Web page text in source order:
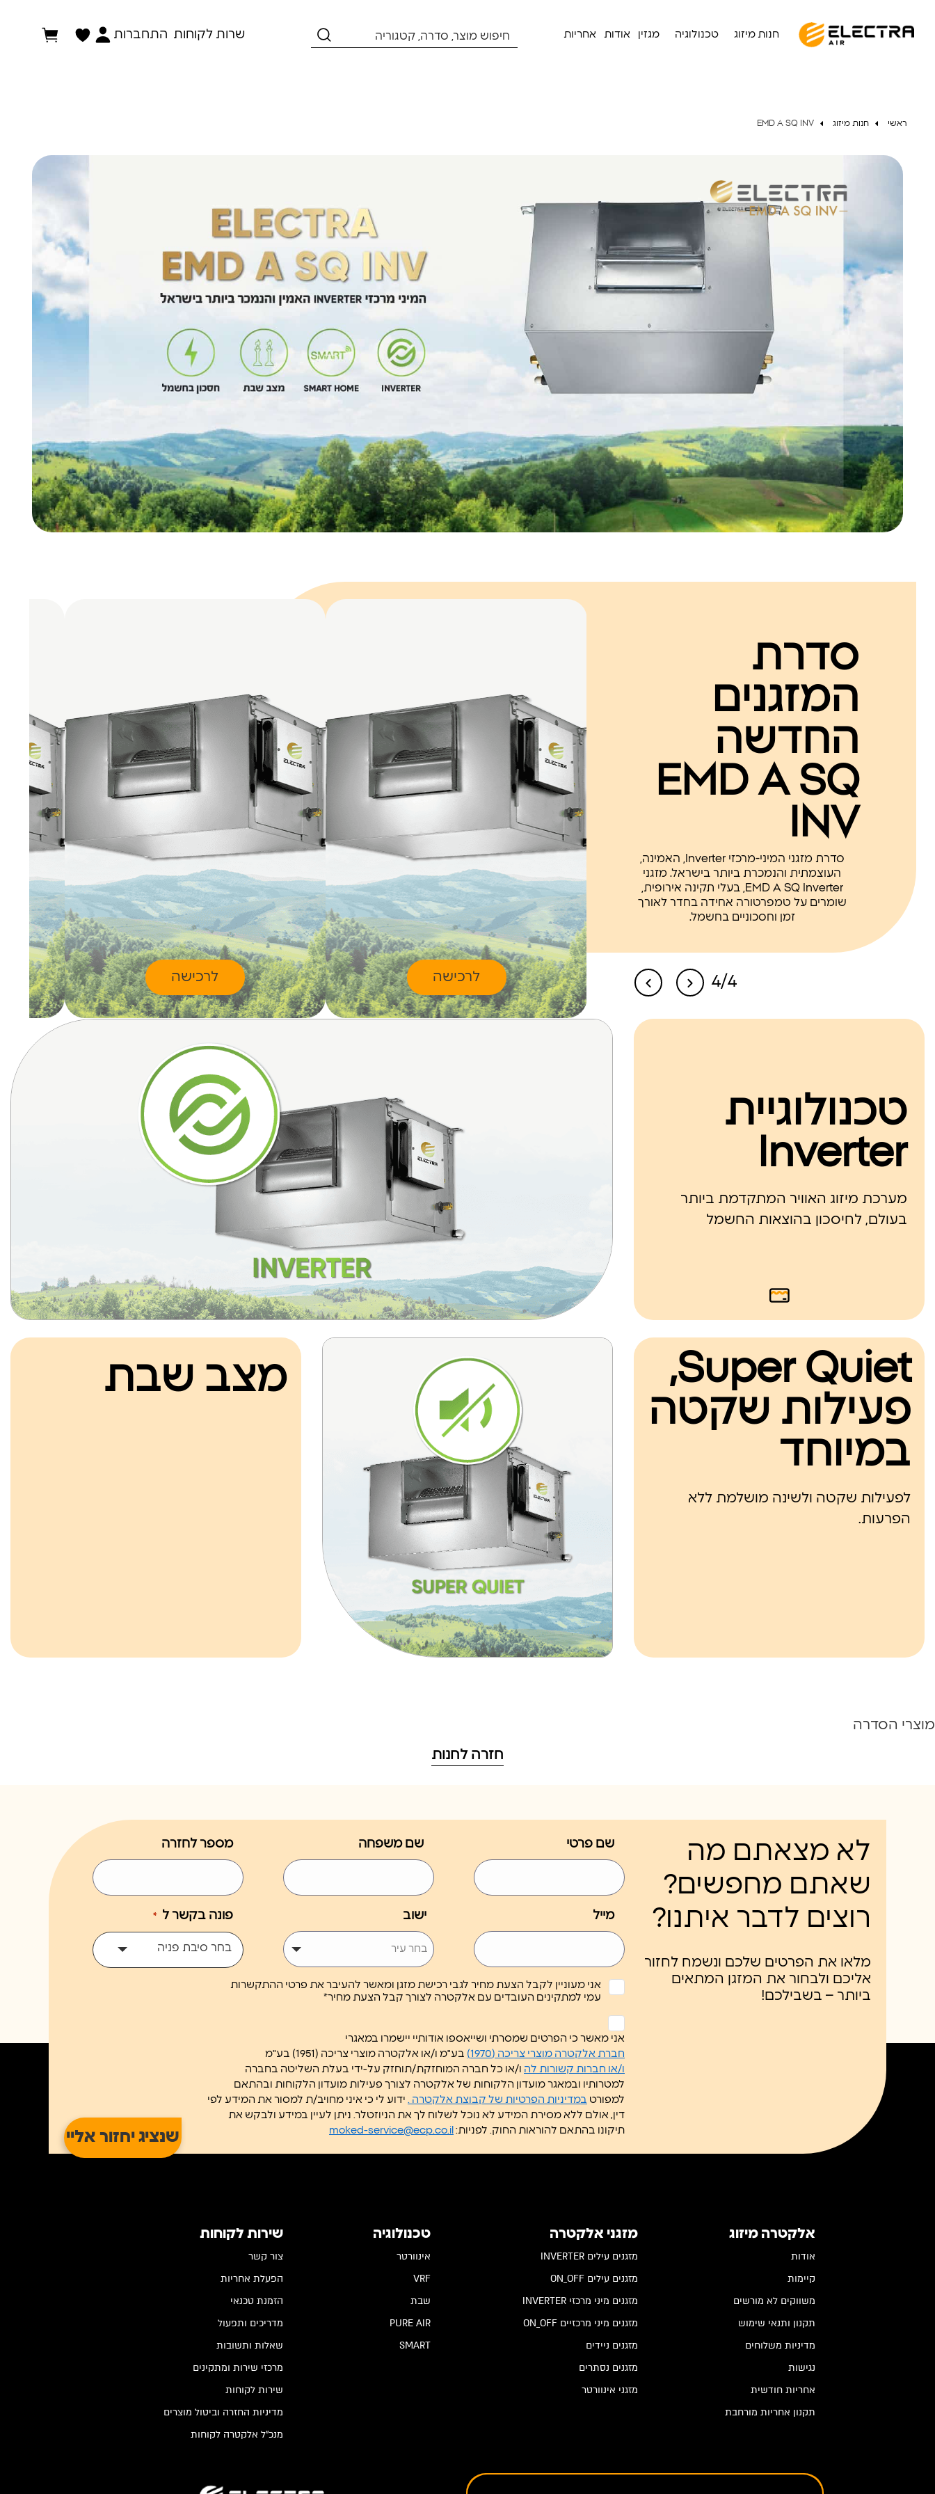
חנות מיזוג טכנולוגיה מגזין אודות אחריות שרות לקוחות התחברות
ראשי חנות מיזוג EMD A SQ INV
סדרת
המזגנים
החדשה
EMD A SQ
INV
סדרת מזגני המיני-מרכזי Inverter, האמינה,
העוצמתית והנמכרת ביותר בישראל. מזגני
EMD A SQ Inverter, בעלי תקינה אירופית,
שומרים על טמפרטורה אחידה בחדר לאורך
זמן וחסכוניים בחשמל.
4/4
לרכישה לרכישה לרכישה
טכנולוגיית
Inverter
מערכת מיזוג האוויר המתקדמת ביותר
בעולם, לחיסכון בהוצאות החשמל
Super Quiet,
פעילות שקטה
במיוחד
לפעילות שקטה ולשינה מושלמת ללא
הפרעות.
מצב שבת
מוצרי הסדרה
חזרה לחנות
לא מצאתם מה
שאתם מחפשים?
רוצים לדבר איתנו?
מלאו את הפרטים שלכם ונשמח לחזור
אליכם ולבחור את המזגן המתאים
ביותר – בשבילכם!
שם פרטי שם משפחה מספר לחזרה
מייל ישוב פונה בקשר ל *
בחר סיבת פניה
אני מעוניין לקבל הצעת מחיר לגבי רכישת מזגן ומאשר להעיבר את פרטי ההתקשרות
עמי למתקינים העובדים עם אלקטרה לצורך קבל הצעת מחיר*
ללא
כותרת
אני מאשר כי הפרטים שמסרתי ושייאספו אודותיי יישמרו במאגרי
חברת אלקטרה מוצרי צריכה (1970)
בע"מ ו/או אלקטרה מוצרי צריכה (1951) בע"מ
ו/או חברות קשורות לה ו/או כל חברה המוחזקת/תוחזק על-ידי בעלת השליטה בחברה
למטרותיו ובמאגר מועדון הלקוחות של אלקטרה לצורך פעילות מועדון הלקוחות ובהתאם
למפורט במדיניות הפרטיות של קבוצת אלקטרה . ידוע לי כי איני מחויב/ת למסור את המידע לפי
דין, אולם ללא מסירת המידע לא נוכל לשלוח לך את הניוזטלר. ניתן לעיין במידע ולבקש את
תיקונו בהתאם להוראות החוק. לפניות:
moked-service@ecp.co.il
אלקטרה מיזוג
אודות
קיימות
משווקים לא מורשים
תקנון ותנאי שימוש
מדיניות משלוחים
נגישות
אחריות חודשית
תקנון אחריות מורחבת
מזגני אלקטרה
מזגנים עילים INVERTER
מזגנים עילים ON_OFF
מזגנים מיני מרכזי INVERTER
מזגנים מיני מרכזיים ON_OFF
מזגנים ניידים
מזגנים נסתרים
מזגני אינוורטר
טכנולוגיה
אינוורטר
VRF
שבת
PURE AIR
SMART
שירות לקוחות
צור קשר
הפעלת אחריות
הזמנת טכנאי
מדריכים ותפעול
שאלות ותשובות
מרכזי שירות ומתקינים
שירות לקוחות
מדיניות החזרה וביטול מוצרים
מנכ"ל אלקטרה לקוחות